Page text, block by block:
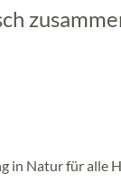
in Natur für alle